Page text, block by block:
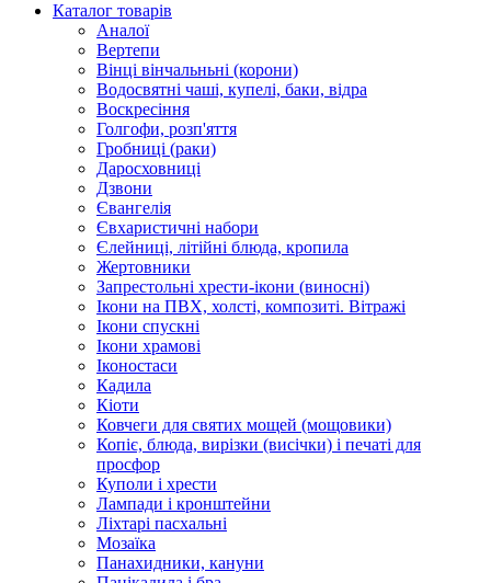
Каталог товарів
Аналої
Вертепи
Вінці вінчальньні (корони)
Водосвятні чаші, купелі, баки, відра
Воскресіння
Голгофи, розп'яття
Гробниці (раки)
Даросховниці
Дзвони
Євангелія
Євхаристичні набори
Єлейниці, літійні блюда, кропила
Жертовники
Запрестольні хрести-ікони (виносні)
Ікони на ПВХ, холсті, композиті. Вітражі
Ікони спускні
Ікони храмові
Іконостаси
Кадила
Кіоти
Ковчеги для святих мощей (мощовики)
Копіє, блюда, вирізки (висічки) і печаті для
просфор
Куполи і хрести
Лампади і кронштейни
Ліхтарі пасхальні
Мозаїка
Панахидники, кануни